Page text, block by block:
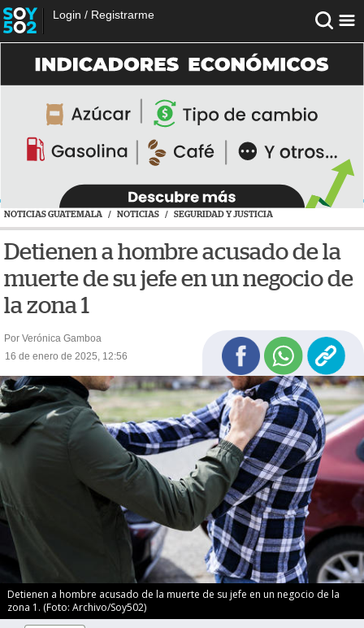
Login / Registrarme
NOTICIAS GUATEMALA / NOTICIAS / SEGURIDAD Y JUSTICIA
Detienen a hombre acusado de la
muerte de su jefe en un negocio de
la zona 1
Por Verónica Gamboa
16 de enero de 2025, 12:56
Detienen a hombre acusado de la muerte de su jefe en un negocio de la
zona 1. (Foto: Archivo/Soy502)